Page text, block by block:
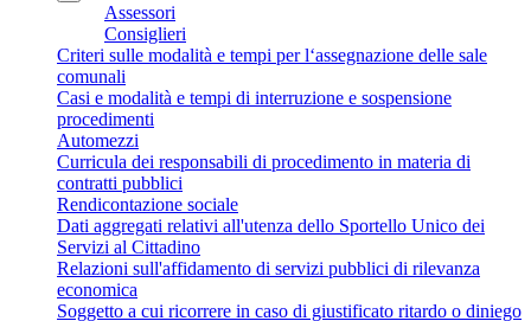
Assessori
Consiglieri
Criteri sulle modalità e tempi per l‘assegnazione delle sale
comunali
Casi e modalità e tempi di interruzione e sospensione
procedimenti
Automezzi
Curricula dei responsabili di procedimento in materia di
contratti pubblici
Rendicontazione sociale
Dati aggregati relativi all'utenza dello Sportello Unico dei
Servizi al Cittadino
Relazioni sull'affidamento di servizi pubblici di rilevanza
economica
Soggetto a cui ricorrere in caso di giustificato ritardo o diniego